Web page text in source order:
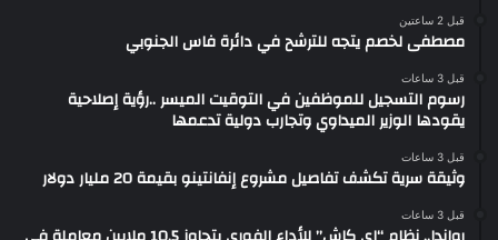
قبل 2 ساعتين
مصطفى لخصم يتجه للترشح في دائرة فاس الجنوبي
قبل 3 ساعات
رسوم التسجيل للموظفين في التوقيت الميسر ..رؤية إصلاحية
يقودها الوزير الميداوي وتجارب دولية تدعمها
قبل 3 ساعات
وثيقة سرية تكشف تفاصيل مشروع إنفانتينو بقيمة 20 مليار دولار
قبل 3 ساعات